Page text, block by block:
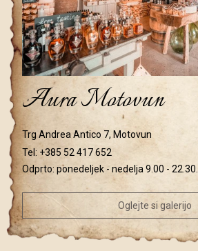
Aura Motovun
Trg Andrea Antico 7, Motovun
Tel: +385 52 417 652
Odprto: ponedeljek - nedelja 9.00 - 22.30.
Oglejte si galerijo